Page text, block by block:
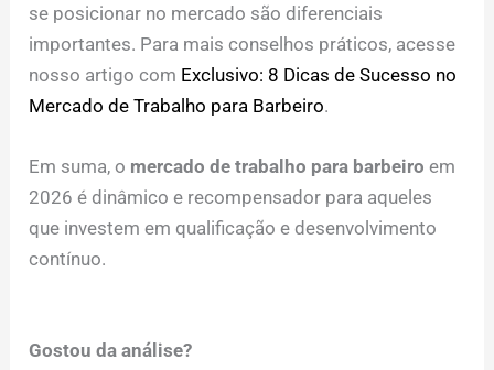
se posicionar no mercado são diferenciais
importantes. Para mais conselhos práticos, acesse
nosso artigo com Exclusivo: 8 Dicas de Sucesso no
Mercado de Trabalho para Barbeiro.
Em suma, o mercado de trabalho para barbeiro em
2026 é dinâmico e recompensador para aqueles
que investem em qualificação e desenvolvimento
contínuo.
Gostou da análise?